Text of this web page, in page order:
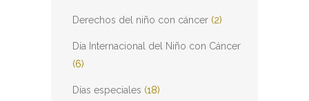
Derechos del niño con cáncer (2)
Día Internacional del Niño con Cáncer
(6)
Días especiales (18)